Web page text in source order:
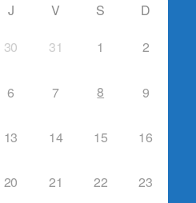
J V S D
30 31 1 2
6 7 8 9
13 14 15 16
20 21 22 23